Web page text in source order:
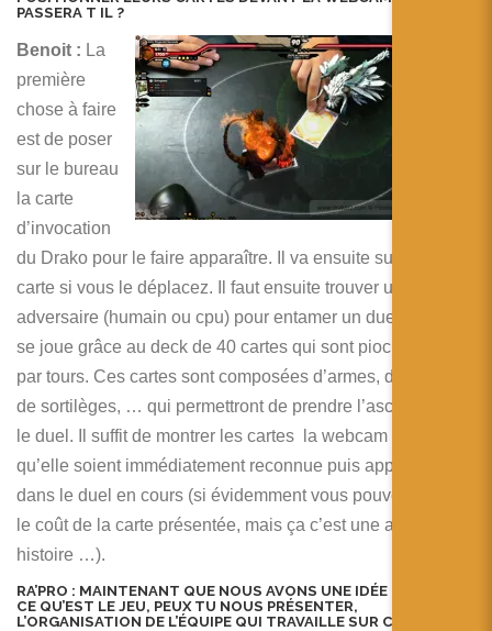
PASSERA T IL ?
Benoit : La
première
chose à faire
est de poser
sur le bureau
la carte
d’invocation
du Drako pour le faire apparaître. Il va ensuite suivre sa
carte si vous le déplacez. Il faut ensuite trouver un
adversaire (humain ou cpu) pour entamer un duel. Le duel
se joue grâce au deck de 40 cartes qui sont piochées tours
par tours. Ces cartes sont composées d’armes, d’armures,
de sortilèges, … qui permettront de prendre l’ascendant sur
le duel. Il suffit de montrer les cartes la webcam pour
qu’elle soient immédiatement reconnue puis appliquées
dans le duel en cours (si évidemment vous pouvez payer
le coût de la carte présentée, mais ça c’est une autre
histoire …).
RA’PRO : MAINTENANT QUE NOUS AVONS UNE IDÉE CLAIRE DE
CE QU’EST LE JEU, PEUX TU NOUS PRÉSENTER,
L’ORGANISATION DE L’ÉQUIPE QUI TRAVAILLE SUR CE PROJET?